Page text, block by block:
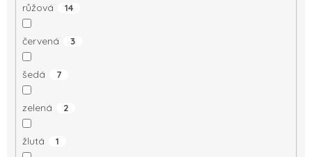
růžová 14
červená 3
šedá 7
zelená 2
žlutá 1